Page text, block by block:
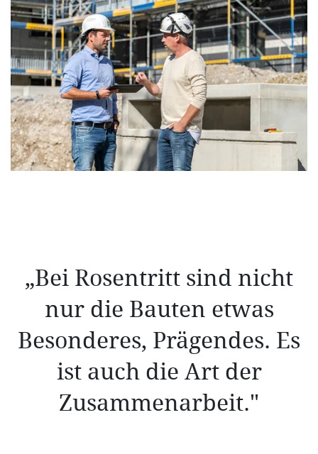
„Bei Rosentritt sind nicht
nur die Bauten etwas
Besonderes, Prägendes. Es
ist auch die Art der
Zusammenarbeit."